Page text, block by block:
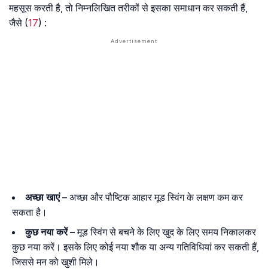
महसूस करती है, तो निम्नलिखित तरीकों से इसका समाधान कर सकती हैं,
जैसे (17) :
अच्छा खाएं – अच्छा और पौष्टिक आहार मूड स्विंग के लक्षण कम कर
सकता है।
कुछ नया करें –मूड स्विंग से बचने के लिए खुद के लिए समय निकालकर
कुछ नया करें। इसके लिए कोई नया शौक या अन्य गतिविधियां कर सकती हैं,
जिससे मन को खुशी मिले।